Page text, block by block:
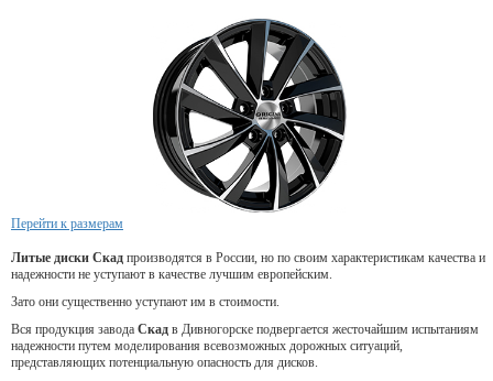
Перейти к размерам
Литые диски Скад производятся в России, но по своим характеристикам качества и
надежности не уступают в качестве лучшим европейским.
Зато они существенно уступают им в стоимости.
Вся продукция завода Скад в Дивногорске подвергается жесточайшим испытаниям
надежности путем моделирования всевозможных дорожных ситуаций,
представляющих потенциальную опасность для дисков.